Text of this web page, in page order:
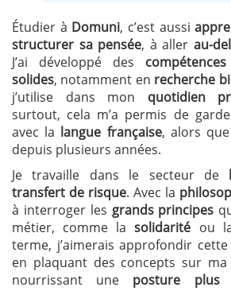
Étudier à Domuni, c’est aussi
structurer sa pensée, à aller au-
J’ai développé des
solides, notamment en recherche
j’utilise dans mon quotidien
surtout, cela m’a permis de
avec la langue française, alors
depuis plusieurs années.
Je travaille dans le secteur de
transfert de risque. Avec la
à interroger les grands principes
métier, comme lasolidarité ou
terme, j’aimerais approfondir
en plaquant des concepts sur
nourrissant une posture plus